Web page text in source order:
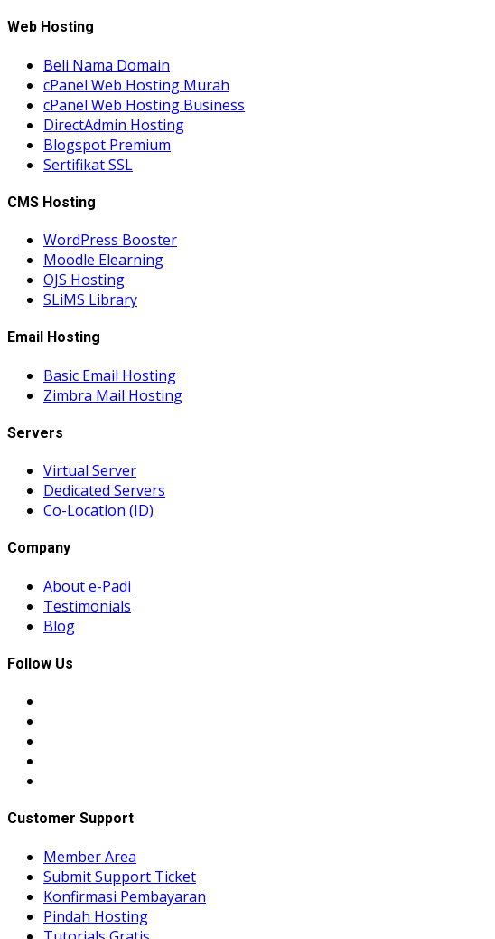
Web Hosting
Beli Nama Domain
cPanel Web Hosting Murah
cPanel Web Hosting Business
DirectAdmin Hosting
Blogspot Premium
Sertifikat SSL
CMS Hosting
WordPress Booster
Moodle Elearning
OJS Hosting
SLiMS Library
Email Hosting
Basic Email Hosting
Zimbra Mail Hosting
Servers
Virtual Server
Dedicated Servers
Co-Location (ID)
Company
About e-Padi
Testimonials
Blog
Follow Us
Customer Support
Member Area
Submit Support Ticket
Konfirmasi Pembayaran
Pindah Hosting